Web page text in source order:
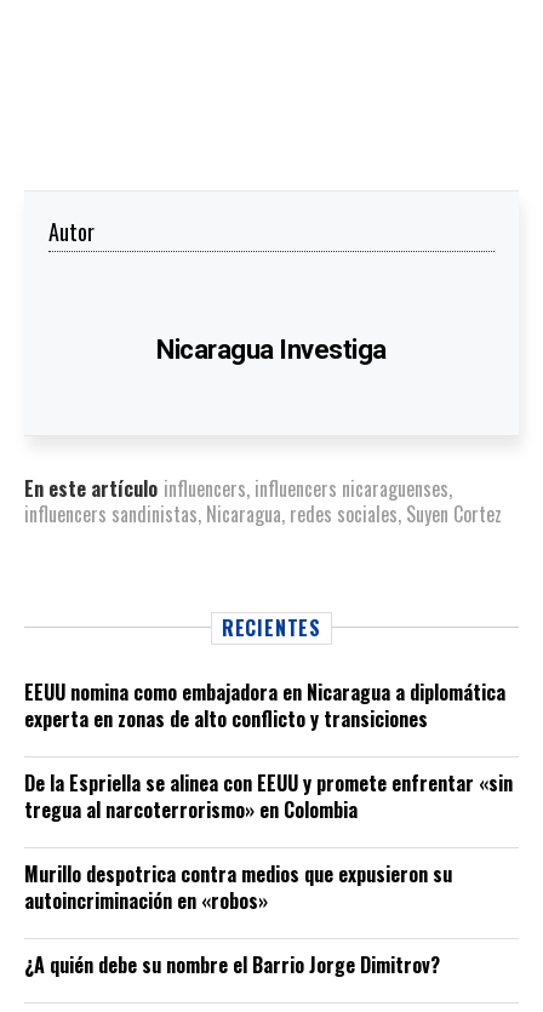
Autor
Nicaragua Investiga
En este artículo influencers, influencers nicaraguenses,
influencers sandinistas, Nicaragua, redes sociales, Suyen Cortez
RECIENTES
EEUU nomina como embajadora en Nicaragua a diplomática
experta en zonas de alto conflicto y transiciones
De la Espriella se alinea con EEUU y promete enfrentar «sin
tregua al narcoterrorismo» en Colombia
Murillo despotrica contra medios que expusieron su
autoincriminación en «robos»
¿A quién debe su nombre el Barrio Jorge Dimitrov?